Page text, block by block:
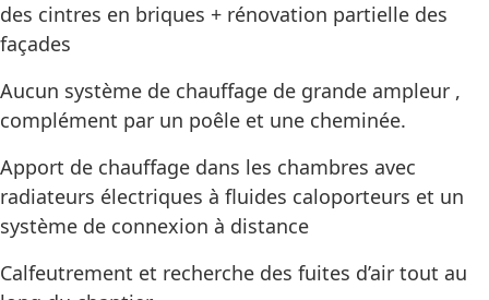
des cintres en briques + rénovation partielle des
façades
Aucun système de chauffage de grande ampleur ,
complément par un poêle et une cheminée.
Apport de chauffage dans les chambres avec
radiateurs électriques à fluides caloporteurs et un
système de connexion à distance
Calfeutrement et recherche des fuites d’air tout au